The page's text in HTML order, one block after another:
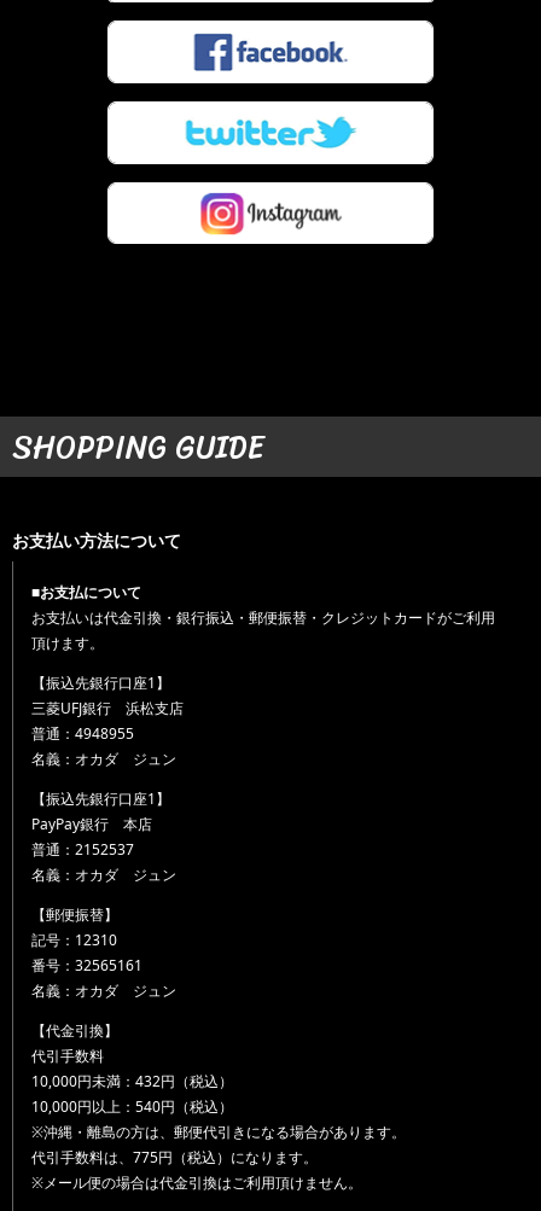
SHOPPING GUIDE
お支払い方法について
■お支払について
お支払いは代金引換・銀行振込・郵便振替・クレジットカードがご利用
頂けます。
【振込先銀行口座1】
三菱UFJ銀行 浜松支店
普通：4948955
名義：オカダ ジュン
【振込先銀行口座1】
PayPay銀行 本店
普通：2152537
名義：オカダ ジュン
【郵便振替】
記号：12310
番号：32565161
名義：オカダ ジュン
【代金引換】
代引手数料
10,000円未満：432円（税込）
10,000円以上：540円（税込）
※沖縄・離島の方は、郵便代引きになる場合があります。
代引手数料は、775円（税込）になります。
※メール便の場合は代金引換はご利用頂けません。